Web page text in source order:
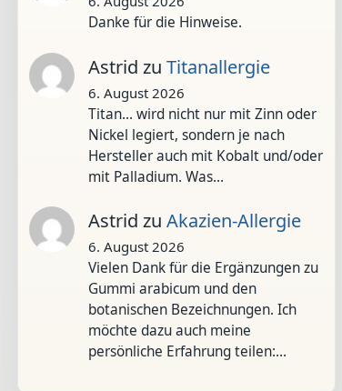
Danke für die Hinweise.
Astrid zu Titanallergie
6. August 2026
Titan... wird nicht nur mit Zinn oder
Nickel legiert, sondern je nach
Hersteller auch mit Kobalt und/oder
mit Palladium. Was…
Astrid zu Akazien-Allergie
6. August 2026
Vielen Dank für die Ergänzungen zu
Gummi arabicum und den
botanischen Bezeichnungen. Ich
möchte dazu auch meine
persönliche Erfahrung teilen:…